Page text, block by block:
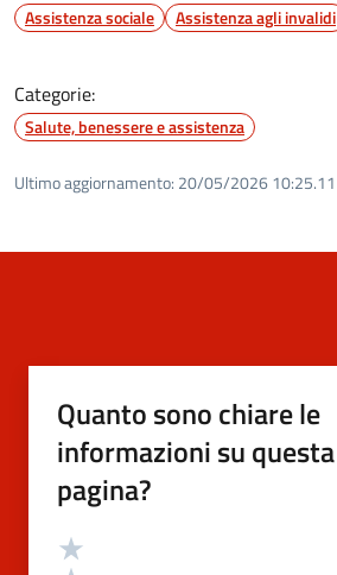
Assistenza sociale Assistenza agli invalidi
Categorie:
Salute, benessere e assistenza
Ultimo aggiornamento: 20/05/2026 10:25.11
Quanto sono chiare le
informazioni su questa
pagina?
Valutazione